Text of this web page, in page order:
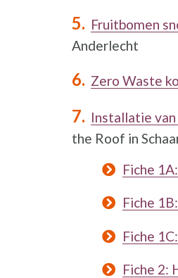
Fruitbomen
Anderlecht
Zero Waste
Installatie
the Roof in
Fiche
Fiche
Fiche
Fiche 2: